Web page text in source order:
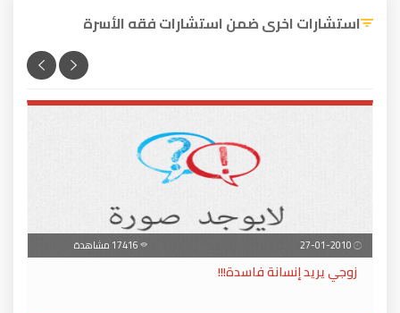
استشارات اخرى ضمن استشارات فقه الأسرة
زوجي يريد إنسانة فاسدة!!!